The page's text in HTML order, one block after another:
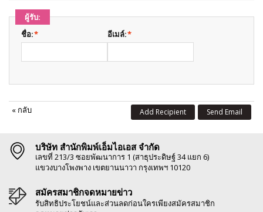
ผู้รับ:
*
ชื่อ: *
อีเมล์:
« กลับ Send Email
Add Recipient
บริษัท สำนักพิมพ์เอ็มไอเอส จำกัด
เลขที่ 213/3 ซอยพัฒนาการ 1 (สาธุประดิษฐ์ 34 แยก 6)
แขวงบางโพงพาง เขตยานนาวา กรุงเทพฯ 10120
สมัครสมาชิกจดหมายข่าว
รับสิทธิประโยชน์และส่วนลดก่อนใครเพียงสมัครสมาชิก